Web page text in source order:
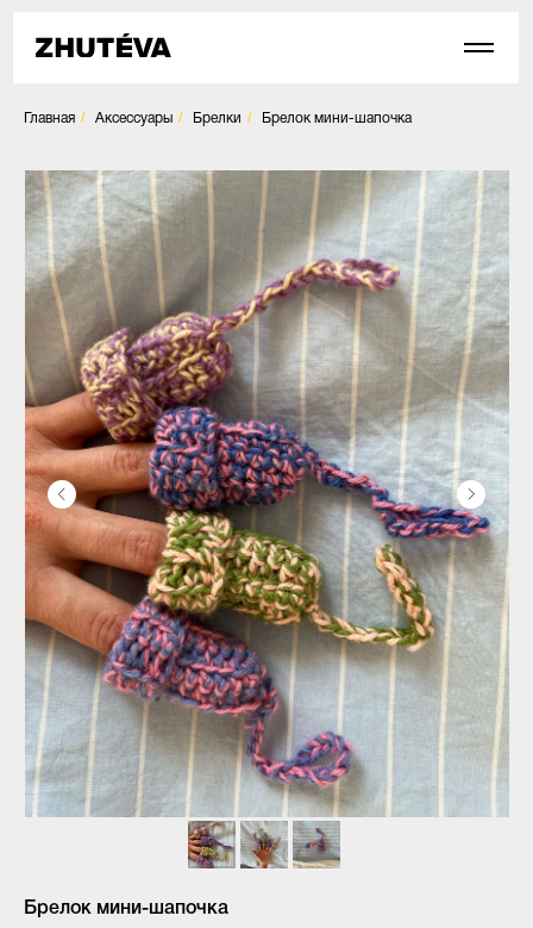
Главная / Аксессуары / Брелки / Брелок мини-шапочка
Брелок мини-шапочка